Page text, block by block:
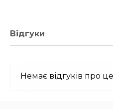
Відгуки
Немає відгуків про